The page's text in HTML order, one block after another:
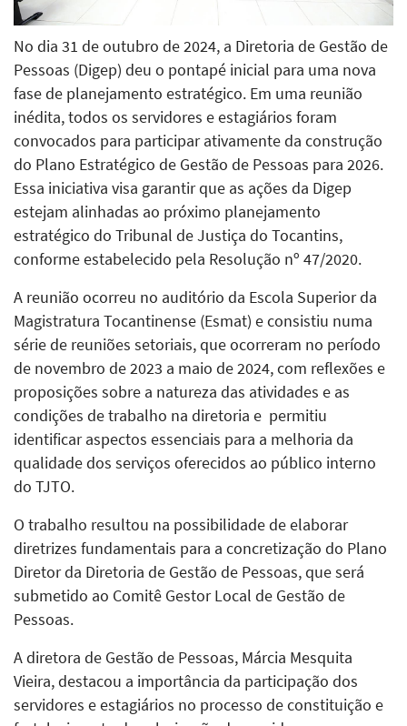
No dia 31 de outubro de 2024, a Diretoria de Gestão de
Pessoas (Digep) deu o pontapé inicial para uma nova
fase de planejamento estratégico. Em uma reunião
inédita, todos os servidores e estagiários foram
convocados para participar ativamente da construção
do Plano Estratégico de Gestão de Pessoas para 2026.
Essa iniciativa visa garantir que as ações da Digep
estejam alinhadas ao próximo planejamento
estratégico do Tribunal de Justiça do Tocantins,
conforme estabelecido pela Resolução nº 47/2020.
A reunião ocorreu no auditório da Escola Superior da
Magistratura Tocantinense (Esmat) e consistiu numa
série de reuniões setoriais, que ocorreram no período
de novembro de 2023 a maio de 2024, com reflexões e
proposições sobre a natureza das atividades e as
condições de trabalho na diretoria e permitiu
identificar aspectos essenciais para a melhoria da
qualidade dos serviços oferecidos ao público interno
do TJTO.
O trabalho resultou na possibilidade de elaborar
diretrizes fundamentais para a concretização do Plano
Diretor da Diretoria de Gestão de Pessoas, que será
submetido ao Comitê Gestor Local de Gestão de
Pessoas.
A diretora de Gestão de Pessoas, Márcia Mesquita
Vieira, destacou a importância da participação dos
servidores e estagiários no processo de constituição e